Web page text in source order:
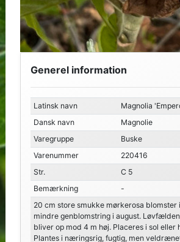
Generel information
Latinsk navn
Magnolia
Dansk navn
Magnolie
Varegruppe
Buske
Varenummer
220416
Str.
C 5
Bemærkning
-
20 cm store smukke mørkerosa blomster
mindre genblomstring i august.
bliver op mod 4 m høj. Placeres i sol eller
Plantes i næringsrig, fugtig, men